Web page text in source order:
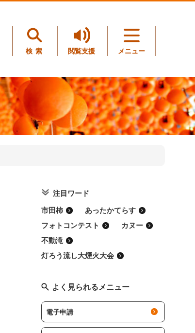
検索 閲覧支援 メニュー
注目ワード
市田柿
あったかてらす
フォトコンテスト
カヌー
不動滝
灯ろう流し大煙火大会
よく見られるメニュー
電子申請